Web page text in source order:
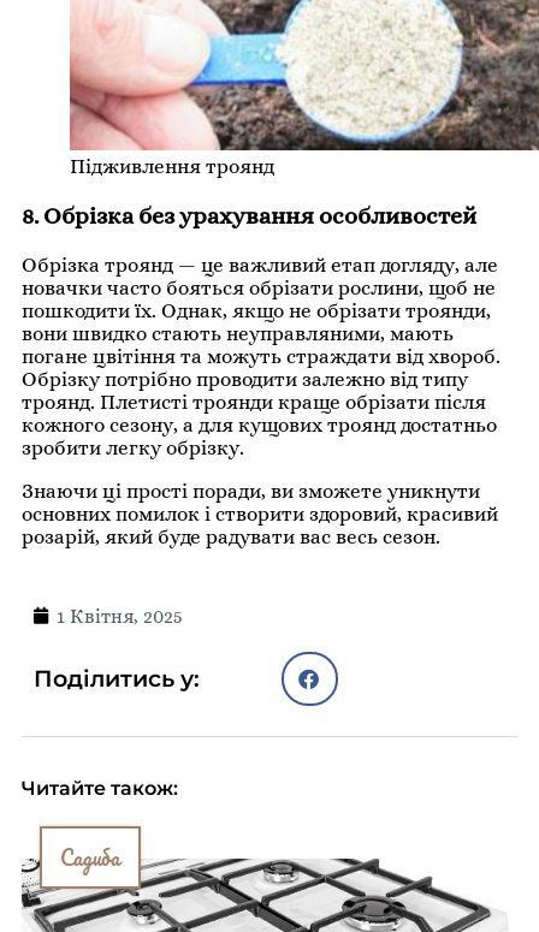
Підживлення троянд
8. Обрізка без урахування особливостей
Обрізка троянд — це важливий етап догляду, але
новачки часто бояться обрізати рослини, щоб не
пошкодити їх. Однак, якщо не обрізати троянди,
вони швидко стають неуправляними, мають
погане цвітіння та можуть страждати від хвороб.
Обрізку потрібно проводити залежно від типу
троянд. Плетисті троянди краще обрізати після
кожного сезону, а для кущових троянд достатньо
зробити легку обрізку.
Знаючи ці прості поради, ви зможете уникнути
основних помилок і створити здоровий, красивий
розарій, який буде радувати вас весь сезон.
1 Квітня, 2025
Поділитись у:
Читайте також:
Садиба